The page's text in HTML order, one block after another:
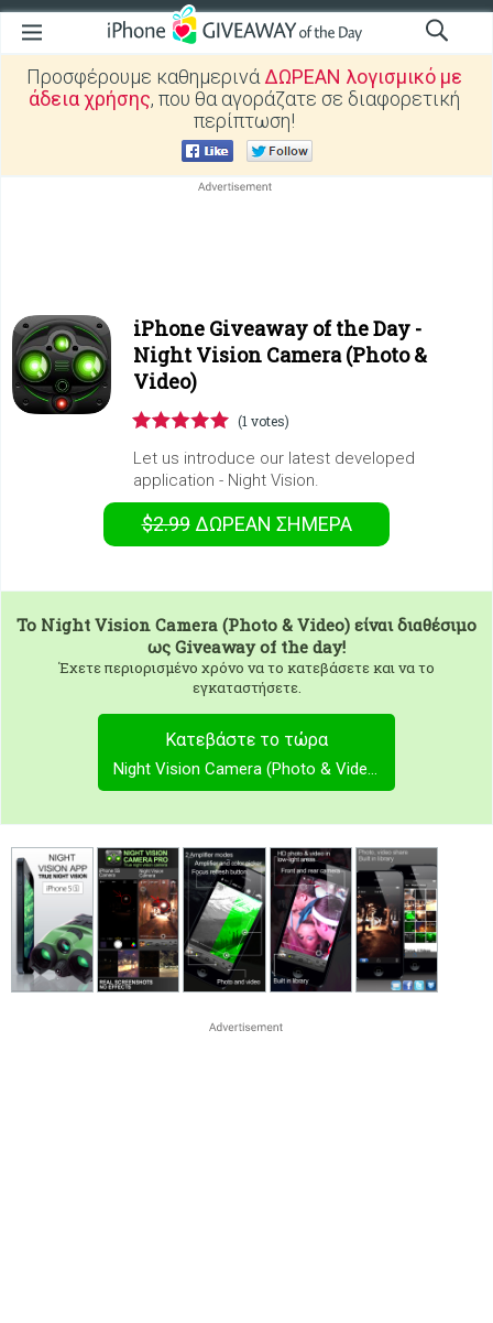
Προσφέρουμε καθημερινά ΔΩΡΕΑΝ λογισμικό με
άδεια χρήσης, που θα αγοράζατε σε διαφορετική
περίπτωση!
iPhone Giveaway of the Day -
Night Vision Camera (Photo &
Video)
(1 votes)
Let us introduce our latest developed
application - Night Vision.
$2.99 ΔΩΡΕΑΝ ΣΉΜΕΡΑ
To Night Vision Camera (Photo & Video) είναι διαθέσιμο
ως Giveaway of the day!
Έχετε περιορισμένο χρόνο να το κατεβάσετε και να το
εγκαταστήσετε.
Κατεβάστε το τώρα
Night Vision Camera (Photo & Video)